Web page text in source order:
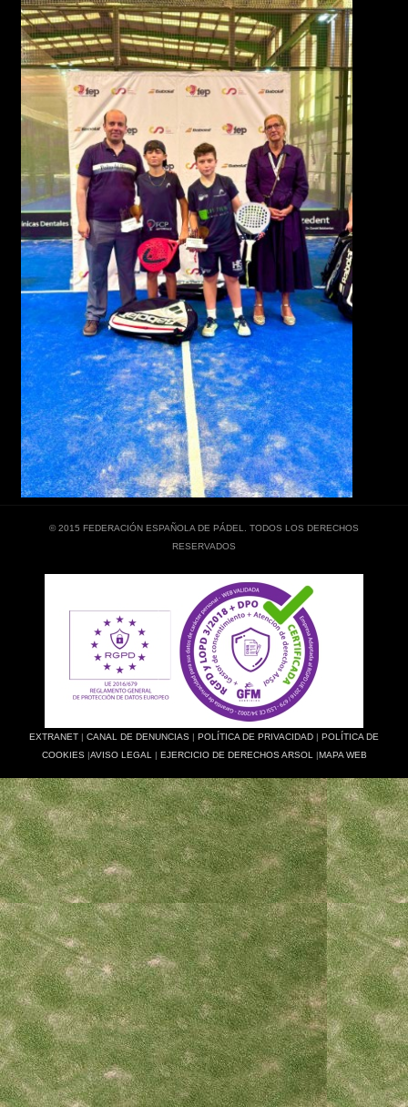
© 2015 FEDERACIÓN ESPAÑOLA DE PÁDEL. TODOS LOS DERECHOS
RESERVADOS
EXTRANET | CANAL DE DENUNCIAS | POLÍTICA DE PRIVACIDAD | POLÍTICA DE
COOKIES|AVISO LEGAL | EJERCICIO DE DERECHOS ARSOL |MAPA WEB